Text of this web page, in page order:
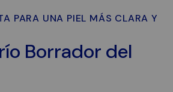
PARA UNA PIEL MÁS CLARA Y
Borrador del